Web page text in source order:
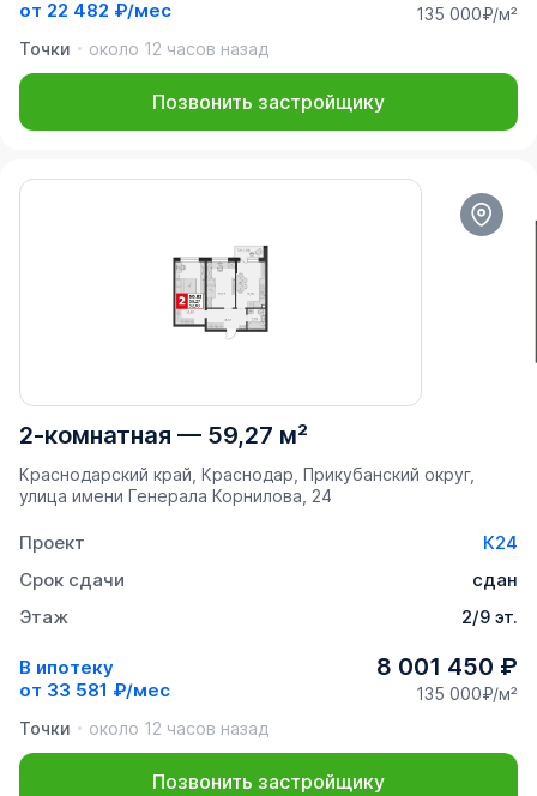
от 22 482 ₽/мес
135 000₽/м²
Точки
около 12 часов назад
Позвонить застройщику
2-комнатная — 59,27 м²
Краснодарский край, Краснодар, Прикубанский округ,
улица имени Генерала Корнилова, 24
Проект
К24
Срок сдачи
сдан
Этаж
2/9 эт.
В ипотеку
от 33 581 ₽/мес
8 001 450 ₽
135 000₽/м²
Точки
около 12 часов назад
Позвонить застройщику